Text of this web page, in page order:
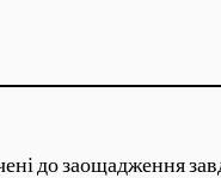
до заощадження